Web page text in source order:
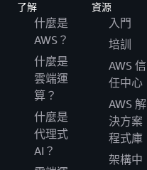
了解
什麼是
AWS？
什麼是
雲端運
算？
什麼是
代理式
AI？
資源
入門
培訓
AWS 信
任中心
AWS 解
決方案
程式庫
架構中